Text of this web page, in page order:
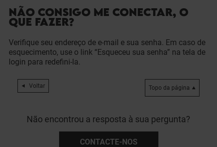
NÃO CONSIGO ME CONECTAR, O
QUE FAZER?
Verifique seu endereço de e-mail e sua senha. Em caso de
esquecimento, use o link “Esqueceu sua senha” na tela de
login para redefini-la.
Voltar Topo da página
Não encontrou a resposta à sua pergunta?
CONTACTE-NOS